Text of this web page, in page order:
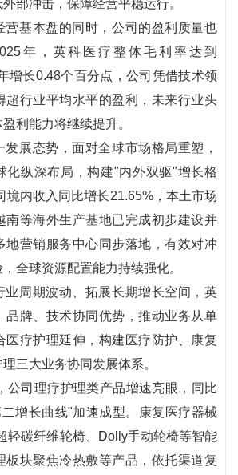
部冲击，保障经营平稳运行。
基本盘的同时，公司的盈利质量也
年，英科医疗整体毛利率达到
增长0.48个百分点，公司凭借技术领
超行业平均水平的盈利，未来行业头
利能力将继续提升。
态势，面对全球市场格局重塑，
化纵深布局，构建"内外双驱"增长格
境内收入同比增长21.65%，本土市场
南等海外生产基地已完成初步建设并
地营销服务中心同步落地，有效对冲
全球资源配置能力持续强化。
周期波动、拓展长期增长空间，英
品牌、技术协同优势，推动业务从单
医疗护理延伸，构建医疗防护、康复
三大业务协同发展体系。
司理疗护理类产品增速亮眼，同比
增长曲线"加速成型。康复医疗器械
轻碳纤维轮椅、Dolly手动轮椅等智能
板块聚焦冷热敷等产品，依托渠道复